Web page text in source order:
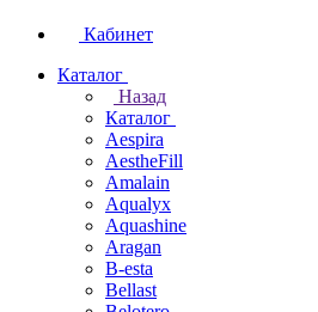
Кабинет
Каталог
Назад
Каталог
Aespira
AestheFill
Amalain
Aqualyx
Aquashine
Aragan
B-esta
Bellast